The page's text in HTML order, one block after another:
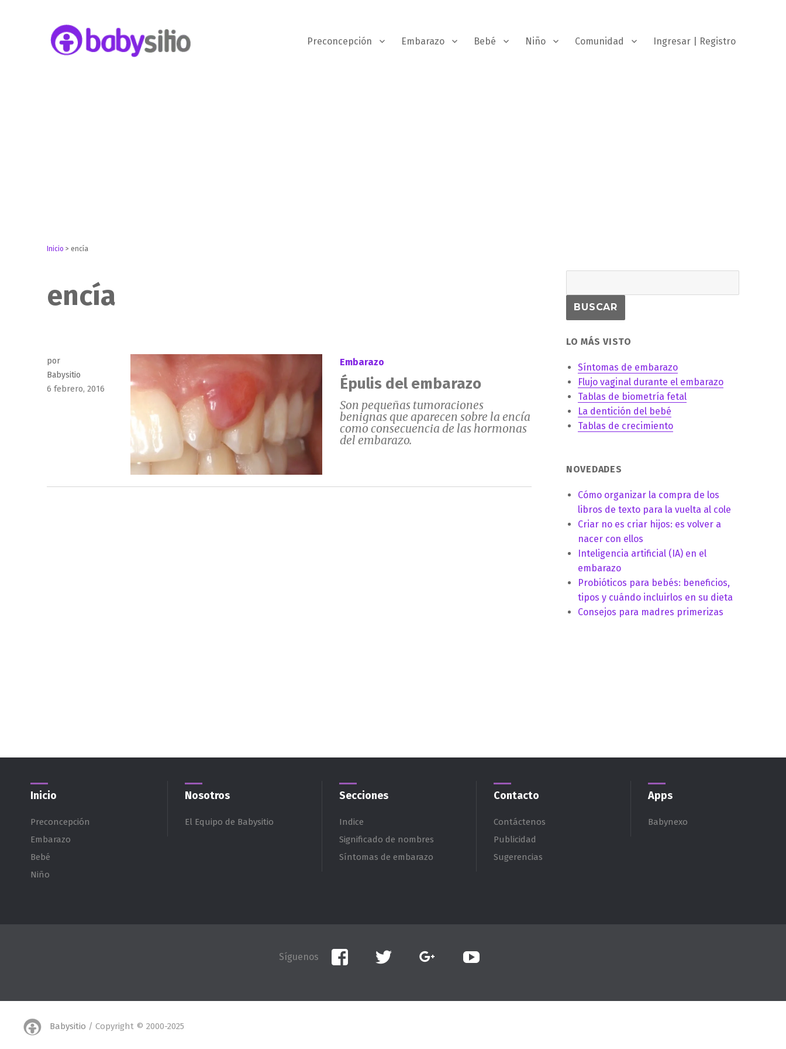
Preconcepción Embarazo Bebé Niño Comunidad Ingresar | Registro
Inicio >encía
encía
por
Babysitio
Publicado
6 febrero, 2016
Embarazo
Épulis del embarazo
Son pequeñas tumoraciones
benignas que aparecen sobre la encía
como consecuencia de las hormonas
del embarazo.
LO MÁS VISTO
Síntomas de embarazo
Flujo vaginal durante el embarazo
Tablas de biometría fetal
La dentición del bebé
Tablas de crecimiento
NOVEDADES
Cómo organizar la compra de los
libros de texto para la vuelta al cole
Criar no es criar hijos: es volver a
nacer con ellos
Inteligencia artificial (IA) en el
embarazo
Probióticos para bebés: beneficios,
tipos y cuándo incluirlos en su dieta
Consejos para madres primerizas
Inicio
Preconcepción
Embarazo
Bebé
Niño
Nosotros
El Equipo de Babysitio
Secciones
Indice
Significado de nombres
Síntomas de embarazo
Contacto
Contáctenos
Publicidad
Sugerencias
Apps
Babynexo
Facebook Twitter Google+
Babysitio / Copyright © 2000-2025